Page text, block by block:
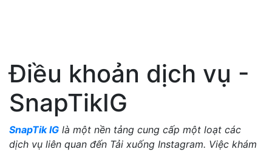
Điều khoản dịch vụ -
SnapTikIG
SnapTik IG là một nền tảng cung cấp một loạt các
dịch vụ liên quan đến Tải xuống Instagram. Việc khám